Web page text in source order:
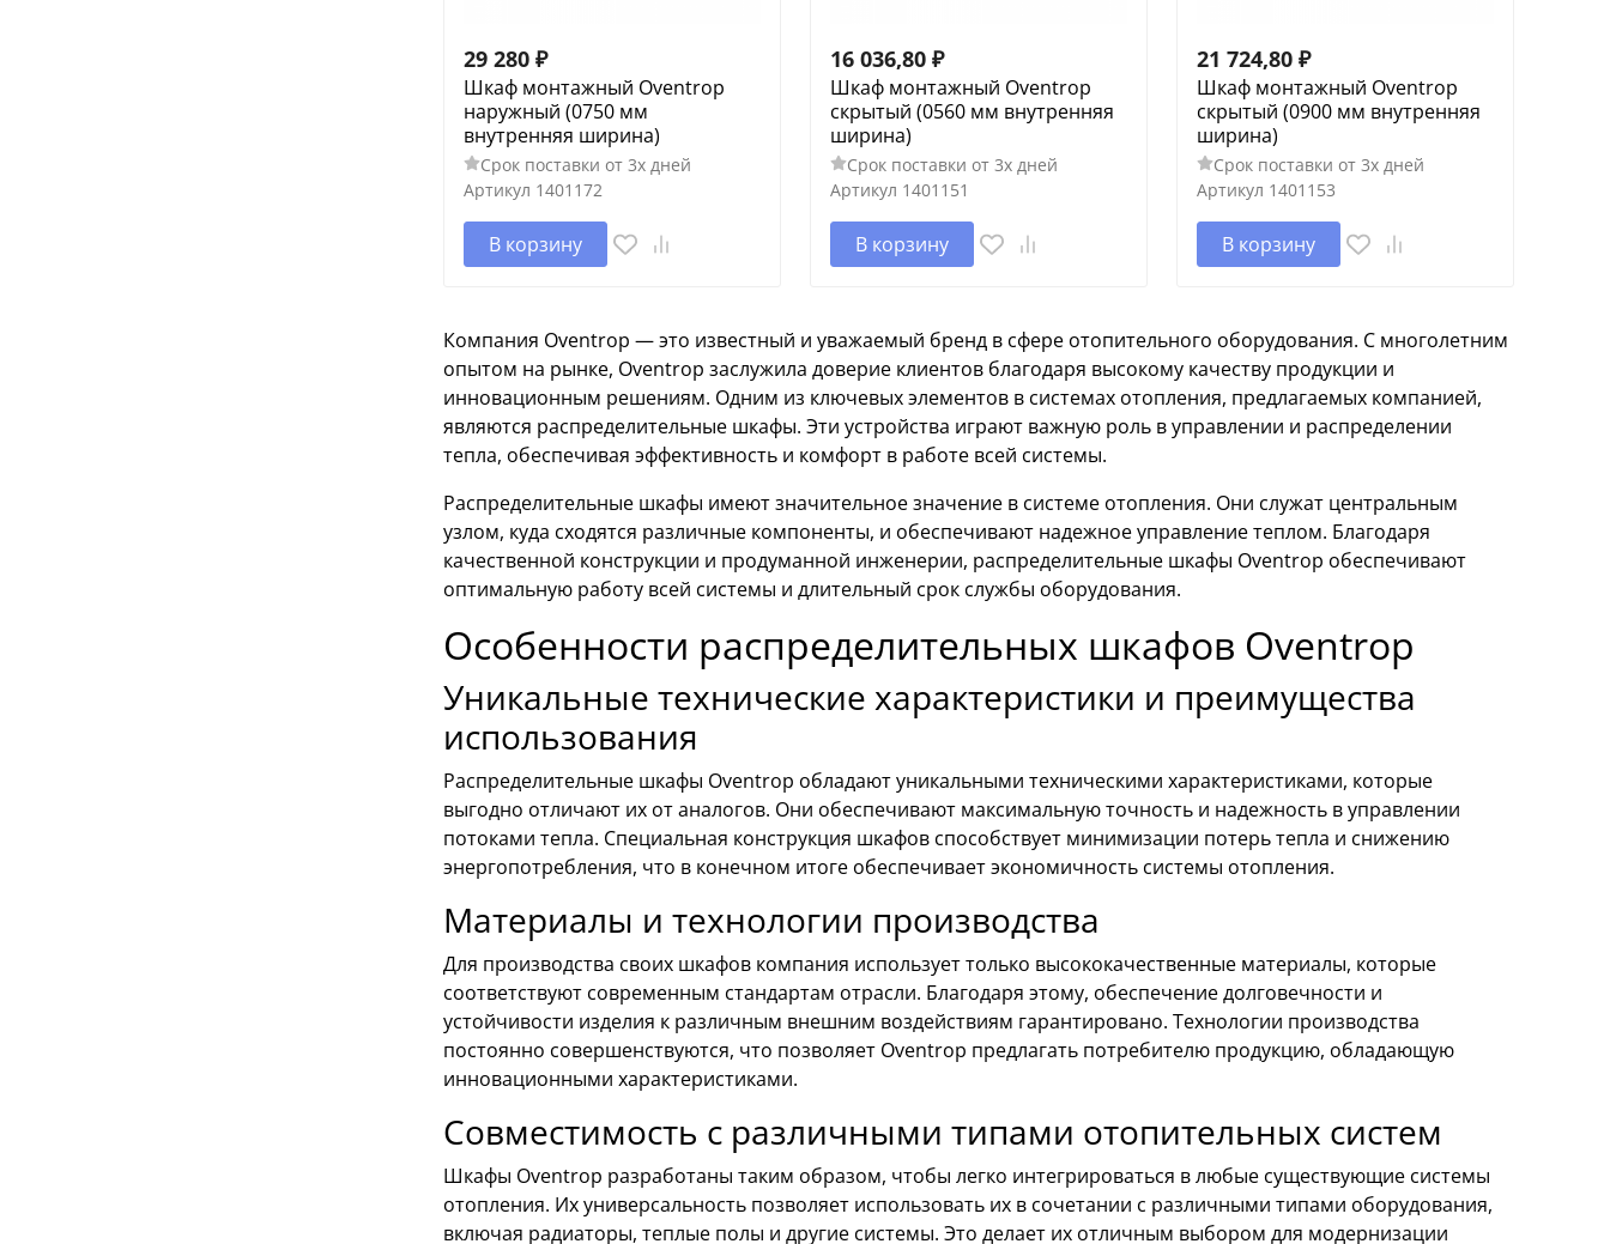
29 280 ₽
Шкаф монтажный Oventrop
наружный (0750 мм
внутренняя ширина)
Срок поставки от 3х дней
Артикул 1401172
В корзину
16 036,80 ₽
Шкаф монтажный Oventrop
скрытый (0560 мм внутренняя
ширина)
Срок поставки от 3х дней
Артикул 1401151
В корзину
21 724,80 ₽
Шкаф монтажный Oventrop
скрытый (0900 мм внутренняя
ширина)
Срок поставки от 3х дней
Артикул 1401153
В корзину
Компания Oventrop — это известный и уважаемый бренд в сфере отопительного оборудования. С многолетним
опытом на рынке, Oventrop заслужила доверие клиентов благодаря высокому качеству продукции и
инновационным решениям. Одним из ключевых элементов в системах отопления, предлагаемых компанией,
являются распределительные шкафы. Эти устройства играют важную роль в управлении и распределении
тепла, обеспечивая эффективность и комфорт в работе всей системы.
Распределительные шкафы имеют значительное значение в системе отопления. Они служат центральным
узлом, куда сходятся различные компоненты, и обеспечивают надежное управление теплом. Благодаря
качественной конструкции и продуманной инженерии, распределительные шкафы Oventrop обеспечивают
оптимальную работу всей системы и длительный срок службы оборудования.
Особенности распределительных шкафов Oventrop
Уникальные технические характеристики и преимущества
использования
Распределительные шкафы Oventrop обладают уникальными техническими характеристиками, которые
выгодно отличают их от аналогов. Они обеспечивают максимальную точность и надежность в управлении
потоками тепла. Специальная конструкция шкафов способствует минимизации потерь тепла и снижению
энергопотребления, что в конечном итоге обеспечивает экономичность системы отопления.
Материалы и технологии производства
Для производства своих шкафов компания использует только высококачественные материалы, которые
соответствуют современным стандартам отрасли. Благодаря этому, обеспечение долговечности и
устойчивости изделия к различным внешним воздействиям гарантировано. Технологии производства
постоянно совершенствуются, что позволяет Oventrop предлагать потребителю продукцию, обладающую
инновационными характеристиками.
Совместимость с различными типами отопительных систем
Шкафы Oventrop разработаны таким образом, чтобы легко интегрироваться в любые существующие системы
отопления. Их универсальность позволяет использовать их в сочетании с различными типами оборудования,
включая радиаторы, теплые полы и другие системы. Это делает их отличным выбором для модернизации